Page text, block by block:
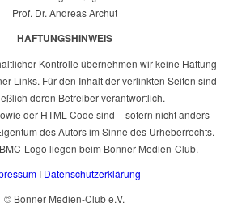
Prof. Dr. Andreas Archut
HAFTUNGSHINWEIS
Kontrolle übernehmen wir keine Haftung
Links. Für den Inhalt der verlinkten Seiten sind
deren Betreiber verantwortlich.
der HTML-Code sind – sofern nicht anders
des Autors im Sinne des Urheberrechts.
Logo liegen beim Bonner Medien-Club.
I Datenschutzerklärung
© Bonner Medien-Club e.V.